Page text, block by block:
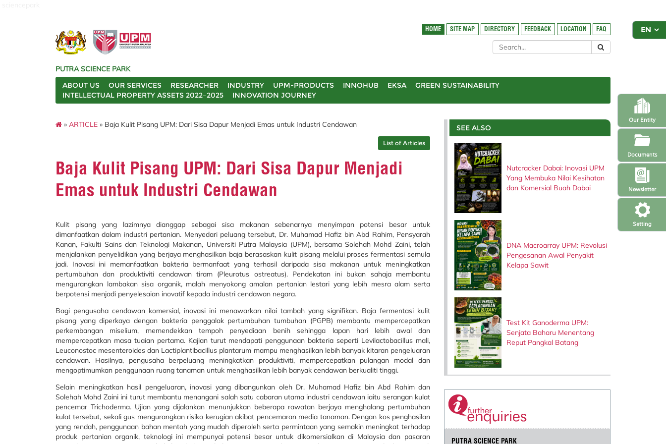
Setting
Newsletter
Our Entity
Documents
HOME SITE MAP DIRECTORY FEEDBACK LOCATION FAQ
PUTRA SCIENCE PARK
ABOUT US
OUR SERVICES RESEARCHER INDUSTRY UPM-PRODUCTS INNOHUB EKSA
GREEN SUSTAINABILITY
INTELLECTUAL PROPERTY ASSETS 2022–2025
INNOVATION JOURNEY
» ARTICLE » Baja Kulit Pisang UPM: Dari Sisa Dapur Menjadi Emas untuk Industri Cendawan
List of Articles
Baja Kulit Pisang UPM: Dari Sisa Dapur Menjadi
Emas untuk Industri Cendawan
Kulit pisang yang lazimnya dianggap sebagai sisa makanan sebenarnya menyimpan potensi besar untuk
dimanfaatkan dalam industri pertanian. Menyedari peluang tersebut, Dr. Muhamad Hafiz bin Abd Rahim, Pensyarah
Kanan, Fakulti Sains dan Teknologi Makanan, Universiti Putra Malaysia (UPM), bersama Solehah Mohd Zaini, telah
menjalankan penyelidikan yang berjaya menghasilkan baja berasaskan kulit pisang melalui proses fermentasi semula
jadi. Inovasi ini memanfaatkan bakteria bermanfaat yang terhasil daripada sisa makanan untuk meningkatkan
pertumbuhan dan produktiviti cendawan tiram (Pleurotus ostreatus). Pendekatan ini bukan sahaja membantu
mengurangkan lambakan sisa organik, malah menyokong amalan pertanian lestari yang lebih mesra alam serta
berpotensi menjadi penyelesaian inovatif kepada industri cendawan negara.
Bagi pengusaha cendawan komersial, inovasi ini menawarkan nilai tambah yang signifikan. Baja fermentasi kulit
pisang yang diperkaya dengan bakteria penggalak pertumbuhan tumbuhan (PGPB) membantu mempercepatkan
perkembangan miselium, memendekkan tempoh penyediaan benih sehingga lapan hari lebih awal dan
mempercepatkan masa tuaian pertama. Kajian turut mendapati penggunaan bakteria seperti Levilactobacillus mali,
Leuconostoc mesenteroidesdan Lactiplantibacillus plantarum mampu menghasilkan lebih banyak kitaran pengeluaran
cendawan. Hasilnya, pengusaha berpeluang meningkatkan produktiviti, mempercepatkan pulangan modal dan
mengoptimumkan penggunaan ruang tanaman untuk menghasilkan lebih banyak cendawan berkualiti tinggi.
Selain meningkatkan hasil pengeluaran, inovasi yang dibangunkan oleh Dr. Muhamad Hafiz bin Abd Rahim dan
Solehah Mohd Zaini ini turut membantu menangani salah satu cabaran utama industri cendawan iaitu serangan kulat
pencemarTrichoderma. Ujian yang dijalankan menunjukkan beberapa rawatan berjaya menghalang pertumbuhan
kulat tersebut, sekali gus mengurangkan risiko kerugian akibat pencemaran media tanaman. Dengan kos penghasilan
yang rendah, penggunaan bahan mentah yang mudah diperoleh serta permintaan yang semakin meningkat terhadap
produk pertanian organik, teknologi ini mempunyai potensi besar untuk dikomersialkan di Malaysia dan pasaran
SEE ALSO
Nutcracker Dabai: Inovasi UPM
Yang Membuka Nilai Kesihatan
dan Komersial Buah Dabai
DNA Macroarray UPM: Revolusi
Pengesanan Awal Penyakit
Kelapa Sawit
Test Kit Ganoderma UPM:
Senjata Baharu Menentang
Reput Pangkal Batang
PUTRA SCIENCE PARK